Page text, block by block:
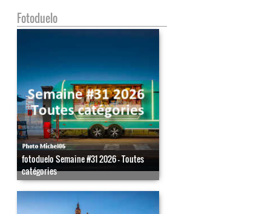
Fotoduelo
fotoduelo Semaine #31 2026 - Toutes
catégories